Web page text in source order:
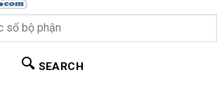
SEARCH